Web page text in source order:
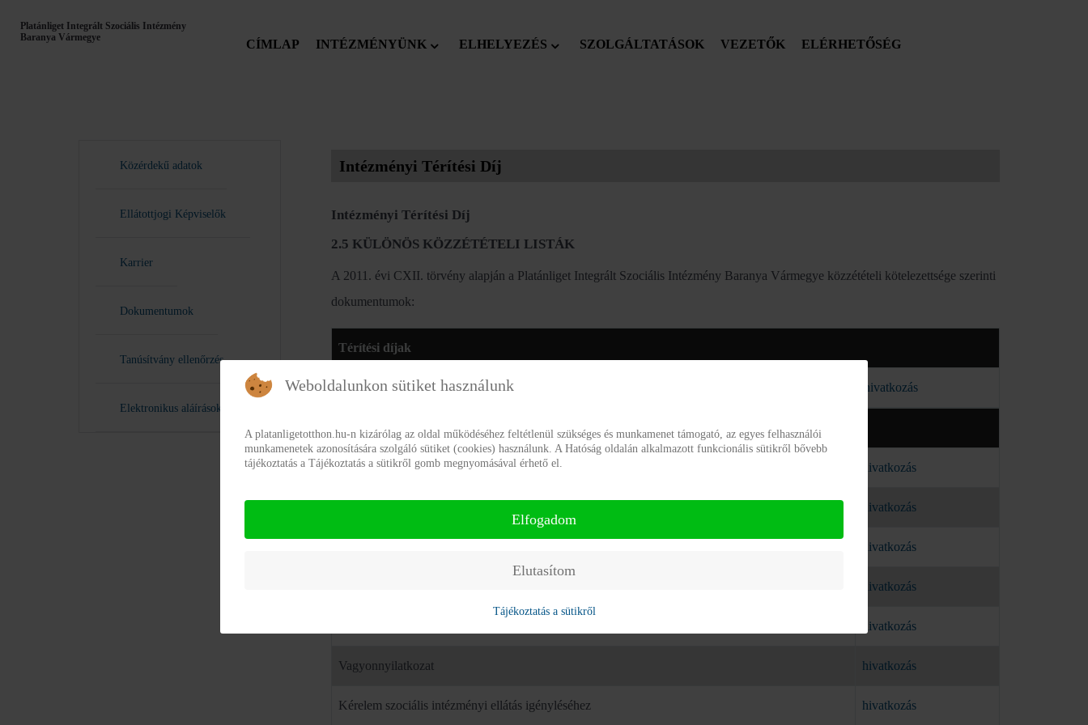
Platánliget Integrált Szociális Intézmény
Baranya Vármegye
CÍMLAP INTÉZMÉNYÜNK ELHELYEZÉS SZOLGÁLTATÁSOK VEZETŐK ELÉRHETŐSÉG
Közérdekű adatok
Ellátottjogi Képviselők
Karrier
Dokumentumok
Tanúsítvány ellenőrzés
Elektronikus aláírások
Intézményi Térítési Díj
Intézményi Térítési Díj
2.5 KÜLÖNÖS KÖZZÉTÉTELI LISTÁK
A 2011. évi CXII. törvény alapján a Platánliget Integrált Szociális Intézmény Baranya Vármegye közzétételi kötelezettsége szerinti
dokumentumok:
Térítési díjak
Térítési díjak hivatkozás
Dokumentumok térítési ellátás igényléséhez
9/1999. (XI. 24.) SzCsM rendelet hivatkozás
hivatkozás
hivatkozás
hivatkozás
hivatkozás
Vagyonnyilatkozat hivatkozás
Kérelem szociális intézményi ellátás igényléséhez hivatkozás
Weboldalunkon sütiket használunk
A platanligetotthon.hu-n kizárólag az oldal működéséhez feltétlenül szükséges és munkamenet támogató, az egyes felhasználói
munkamenetek azonosítására szolgáló sütiket (cookies) használunk. A Hatóság oldalán alkalmazott funkcionális sütikről bővebb
tájékoztatás a Tájékoztatás a sütikről gomb megnyomásával érhető el.
Elfogadom
Elutasítom
Tájékoztatás a sütikről